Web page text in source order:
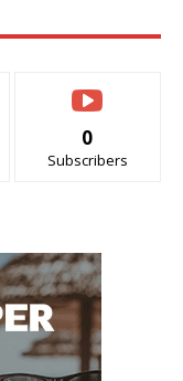
0
Subscribers